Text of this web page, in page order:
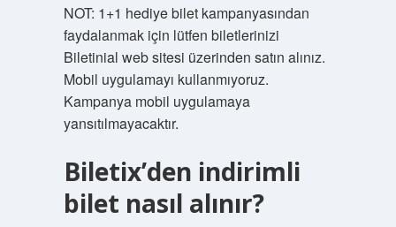
NOT: 1+1 hediye bilet kampanyasından
faydalanmak için lütfen biletlerinizi
Biletinial web sitesi üzerinden satın alınız.
Mobil uygulamayı kullanmıyoruz.
Kampanya mobil uygulamaya
yansıtılmayacaktır.
Biletix’den indirimli
bilet nasıl alınır?